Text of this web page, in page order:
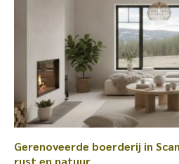
Gerenoveerde boerderij in
rust en natuur